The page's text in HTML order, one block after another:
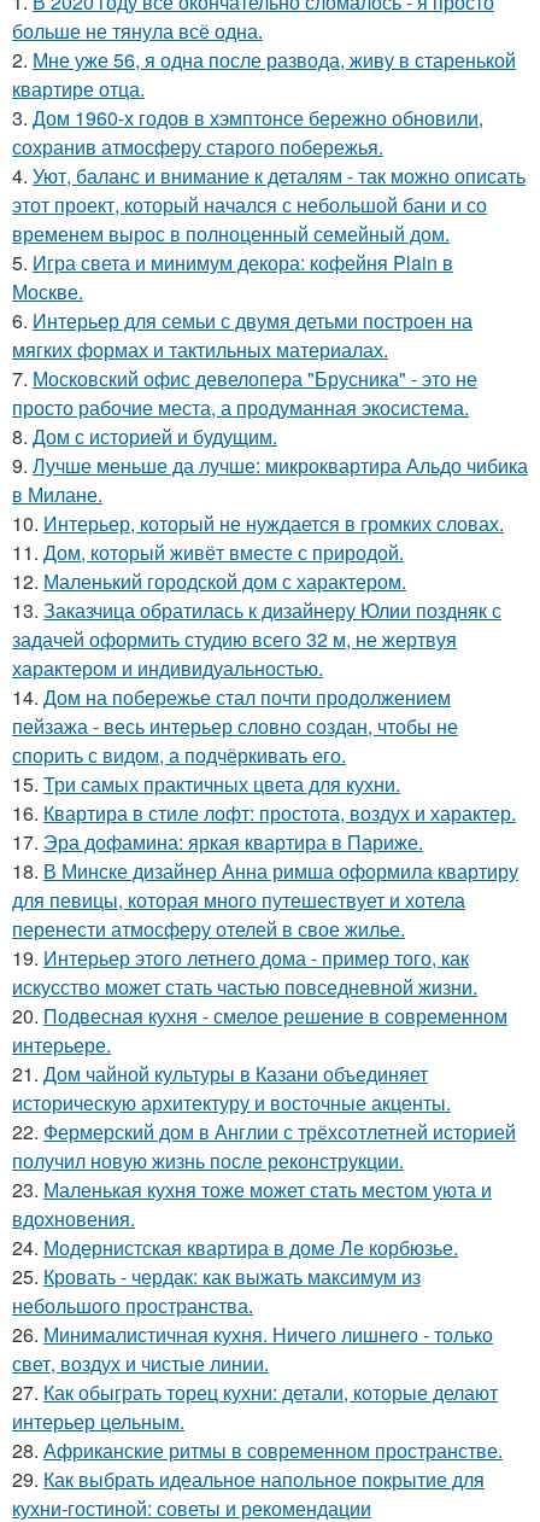
больше не тянула всё одна.
2. Мне уже 56, я одна после развода, живу в старенькой
квартире отца.
3. Дом 1960-х годов в хэмптонсе бережно обновили,
сохранив атмосферу старого побережья.
4. Уют, баланс и внимание к деталям - так можно описать
этот проект, который начался с небольшой бани и со
временем вырос в полноценный семейный дом.
5. Игра света и минимум декора: кофейня Plain в
Москве.
6. Интерьер для семьи с двумя детьми построен на
мягких формах и тактильных материалах.
7. Московский офис девелопера "Брусника" - это не
просто рабочие места, а продуманная экосистема.
8. Дом с историей и будущим.
9. Лучше меньше да лучше: микроквартира Альдо чибика
в Милане.
10. Интерьер, который не нуждается в громких словах.
11. Дом, который живёт вместе с природой.
12. Маленький городской дом с характером.
13. Заказчица обратилась к дизайнеру Юлии поздняк с
задачей оформить студию всего 32 м, не жертвуя
характером и индивидуальностью.
14. Дом на побережье стал почти продолжением
пейзажа - весь интерьер словно создан, чтобы не
спорить с видом, а подчёркивать его.
15. Три самых практичных цвета для кухни.
16. Квартира в стиле лофт: простота, воздух и характер.
17. Эра дофамина: яркая квартира в Париже.
18. В Минске дизайнер Анна римша оформила квартиру
для певицы, которая много путешествует и хотела
перенести атмосферу отелей в свое жилье.
19. Интерьер этого летнего дома - пример того, как
искусство может стать частью повседневной жизни.
20. Подвесная кухня - смелое решение в современном
интерьере.
21. Дом чайной культуры в Казани объединяет
историческую архитектуру и восточные акценты.
22. Фермерский дом в Англии с трёхсотлетней историей
получил новую жизнь после реконструкции.
23. Маленькая кухня тоже может стать местом уюта и
вдохновения.
24. Модернистская квартира в доме Ле корбюзье.
25. Кровать - чердак: как выжать максимум из
небольшого пространства.
26. Минималистичная кухня. Ничего лишнего - только
свет, воздух и чистые линии.
27. Как обыграть торец кухни: детали, которые делают
интерьер цельным.
28. Африканские ритмы в современном пространстве.
29. Как выбрать идеальное напольное покрытие для
кухни-гостиной: советы и рекомендации